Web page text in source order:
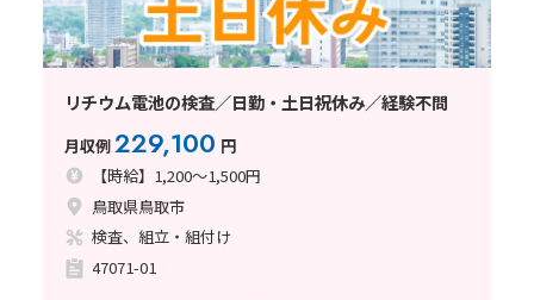
リチウム電池の検査／日勤・土日祝休み／経験不問
月収例229,100 円
【時給】1,200～1,500円
鳥取県鳥取市
検査、組立・組付け
47071-01